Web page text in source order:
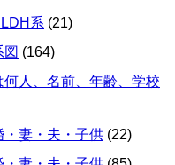
系 (21)
(164)
人、名前、年齢、学校
・妻・夫・子供 (22)